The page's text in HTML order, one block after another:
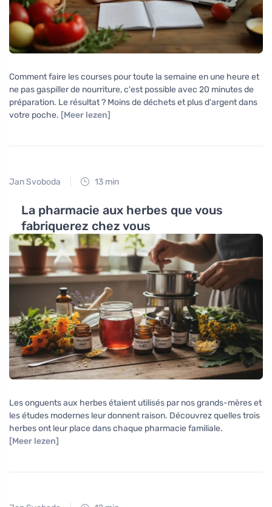
Comment faire les courses pour toute la semaine en une heure et
ne pas gaspiller de nourriture, c'est possible avec 20 minutes de
préparation. Le résultat ? Moins de déchets et plus d'argent dans
votre poche. [Meer lezen]
Jan Svoboda 13 min
La pharmacie aux herbes que vous
fabriquerez chez vous
Les onguents aux herbes étaient utilisés par nos grands-mères et
les études modernes leur donnent raison. Découvrez quelles trois
herbes ont leur place dans chaque pharmacie familiale.
[Meer lezen]